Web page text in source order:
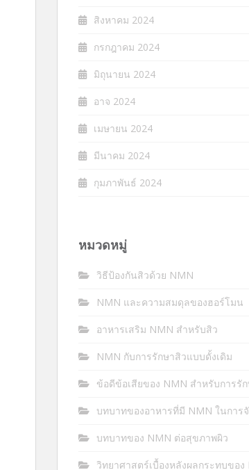
สิงหาคม 2024
กรกฎาคม 2024
มิถุนายน 2024
อาจ 2024
เมษายน 2024
มีนาคม 2024
กุมภาพันธ์ 2024
หมวดหมู่
วิธีป้องกันสิวด้วย NMN
NMN และความสมดุลของฮอร์โมน
อาหารเสริม NMN สำหรับสิว
NMN กับการรักษาสิวแบบดั้งเดิม
ข้อดีข้อเสียของ NMN สำหรับการรั
บทบาทของอาหารที่มี NMN ในการ
บทบาทของ NMN ต่อสุขภาพผิว
วิทยาศาสตร์เบื้องหลังผลกระทบของ